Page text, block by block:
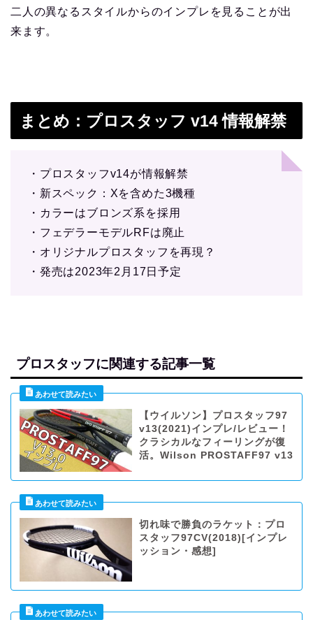
二人の異なるスタイルからのインプレを見ることが出
来ます。
まとめ：プロスタッフ v14 情報解禁
・プロスタッフv14が情報解禁
・新スペック：Xを含めた3機種
・カラーはブロンズ系を採用
・フェデラーモデルRFは廃止
・オリジナルプロスタッフを再現？
・発売は2023年2月17日予定
プロスタッフに関連する記事一覧
【ウイルソン】プロスタッフ97
v13(2021)インプレ/レビュー！
クラシカルなフィーリングが復
活。Wilson PROSTAFF97 v13
切れ味で勝負のラケット：プロ
スタッフ97CV(2018)[インプレ
ッション・感想]